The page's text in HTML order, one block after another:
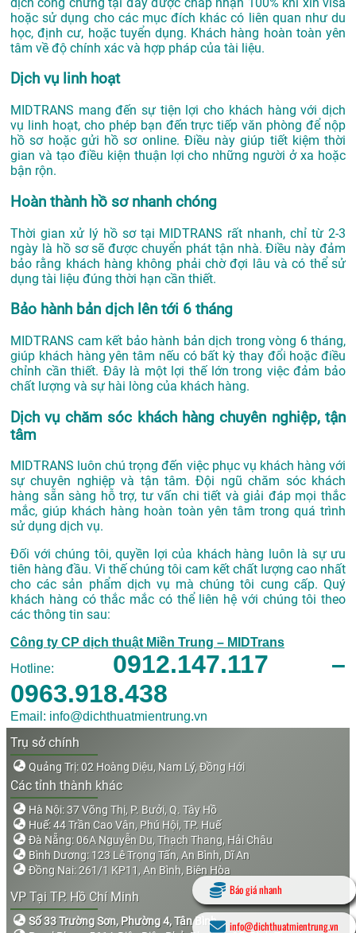
hoặc sử dụng cho các mục đích khác có liên quan như du
học, định cư, hoặc tuyển dụng. Khách hàng hoàn toàn yên
tâm về độ chính xác và hợp pháp của tài liệu.
Dịch vụ linh hoạt
MIDTRANS mang đến sự tiện lợi cho khách hàng với dịch
vụ linh hoạt, cho phép bạn đến trực tiếp văn phòng để nộp
hồ sơ hoặc gửi hồ sơ online. Điều này giúp tiết kiệm thời
gian và tạo điều kiện thuận lợi cho những người ở xa hoặc
bận rộn.
Hoàn thành hồ sơ nhanh chóng
Thời gian xử lý hồ sơ tại MIDTRANS rất nhanh, chỉ từ 2-3
ngày là hồ sơ sẽ được chuyển phát tận nhà. Điều này đảm
bảo rằng khách hàng không phải chờ đợi lâu và có thể sử
dụng tài liệu đúng thời hạn cần thiết.
Bảo hành bản dịch lên tới 6 tháng
MIDTRANS cam kết bảo hành bản dịch trong vòng 6 tháng,
giúp khách hàng yên tâm nếu có bất kỳ thay đổi hoặc điều
chỉnh cần thiết. Đây là một lợi thế lớn trong việc đảm bảo
chất lượng và sự hài lòng của khách hàng.
Dịch vụ chăm sóc khách hàng chuyên nghiệp, tận
tâm
MIDTRANS luôn chú trọng đến việc phục vụ khách hàng với
sự chuyên nghiệp và tận tâm. Đội ngũ chăm sóc khách
hàng sẵn sàng hỗ trợ, tư vấn chi tiết và giải đáp mọi thắc
mắc, giúp khách hàng hoàn toàn yên tâm trong quá trình
sử dụng dịch vụ.
Đối với chúng tôi, quyền lợi của khách hàng luôn là sự ưu
tiên hàng đầu. Vi thế chúng tôi cam kết chất lượng cao nhất
cho các sản phẩm dịch vụ mà chúng tôi cung cấp. Quý
khách hàng có thắc mắc có thể liên hệ với chúng tôi theo
các thông tin sau:
Công ty CP dịch thuật Miền Trung – MIDTrans
Hotline: 0912.147.117 –
0963.918.438
Email: info@dichthuatmientrung.vn
Trụ sở chính
Quảng Trị: 02 Hoàng Diệu, Nam Lý, Đồng Hới
Các tỉnh thành khác
Hà Nội: 37 Võng Thị, P. Bưởi, Q. Tây Hồ
Huế: 44 Trần Cao Vân, Phú Hội, TP. Huế
Đà Nẵng: 06A Nguyễn Du, Thạch Thang, Hải Châu
Bình Dương: 123 Lê Trọng Tấn, An Bình, Dĩ An
Đồng Nai: 261/1 KP11, An Bình, Biên Hòa
VP Tại TP. Hồ Chí Minh
Số 33 Trường Sơn, Phường 4, Tân Bình
Báo giá nhanh
info@dichthuatmientrung.vn